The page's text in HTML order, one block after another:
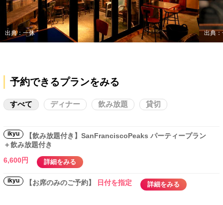
出典：一休 出典
予約できるプランをみる
すべて
ikyu
【飲み放題付き】SanFranciscoPeaks パーティープラン
＋飲み放題付き
6,600円
詳細をみる
ikyu 【お席のみのご予約】 日付を指定 詳細をみる
ディナー 飲み放題 貸切